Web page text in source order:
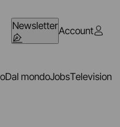
NewsletterAccount
Dal mondoJobsTelevision